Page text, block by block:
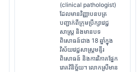
(clinical pathologist)
ដែលមានវិញ្ញាបនបត្រ
បញ្ជាក់ពីក្រុមប្រឹក្សាវេជ្ជ
សាស្ត្រ និងមានបទ
ពិសោធន៍ជាង 18 ឆ្នាំក្នុង
វិស័យវេជ្ជសាស្ត្រមន្ទីរ
ពិសោធន៍ និងការវិភាគផ្នែក
រោគវិនិច្ឆ័យ។ លោកស្រីមាន